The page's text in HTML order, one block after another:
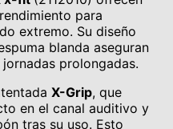
para
extremo. Su diseño
blanda aseguran
prolongadas.
X-Grip, que
en el canal auditivo y
tras su uso. Esto